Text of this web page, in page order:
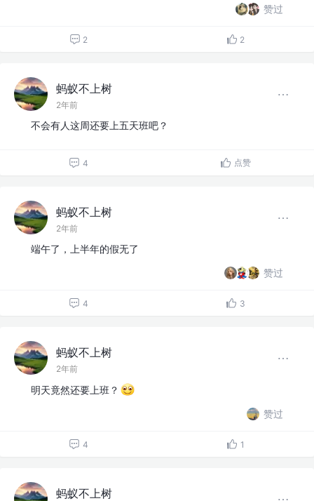
赞过
2 2
蚂蚁不上树
2年前
不会有人这周还要上五天班吧？
4 点赞
蚂蚁不上树
2年前
端午了，上半年的假无了
赞过
4 3
蚂蚁不上树
2年前
明天竟然还要上班？
赞过
4 1
蚂蚁不上树